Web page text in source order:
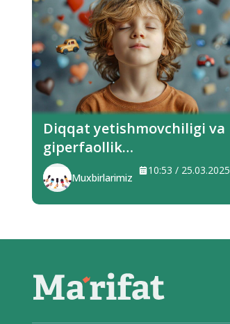
Diqqat yetishmovchiligi va
giperfaollik
sindromi(ADHD) nima?
Muxbirlarimiz
10:53 / 25.03.2025